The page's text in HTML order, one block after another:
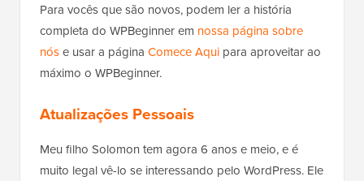
Para vocês que são novos, podem ler a história
completa do WPBeginner em nossa página sobre
nóse usar a página Comece Aqui para aproveitar ao
máximo o WPBeginner.
Atualizações Pessoais
Meu filho Solomon tem agora 6 anos e meio, e é
muito legal vê-lo se interessando pelo WordPress. Ele